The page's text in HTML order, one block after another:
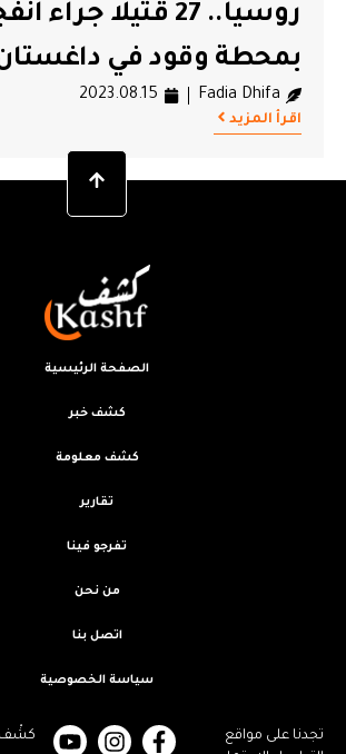
روسيا.. 27 قتيلا جراء
بمحطة وقود في
Fadia Dhifa
2023.08.15
اقرأ المزيد
تجدنا على مواقع
كشْف
الصفحة الرئيسية
كشف خبر
كشف معلومة
تقارير
تفرجو فينا
من نحن
اتصل بنا
سياسة الخصوصية